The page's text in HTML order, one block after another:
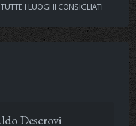
I LUOGHI CONSIGLIATI
Descrovi